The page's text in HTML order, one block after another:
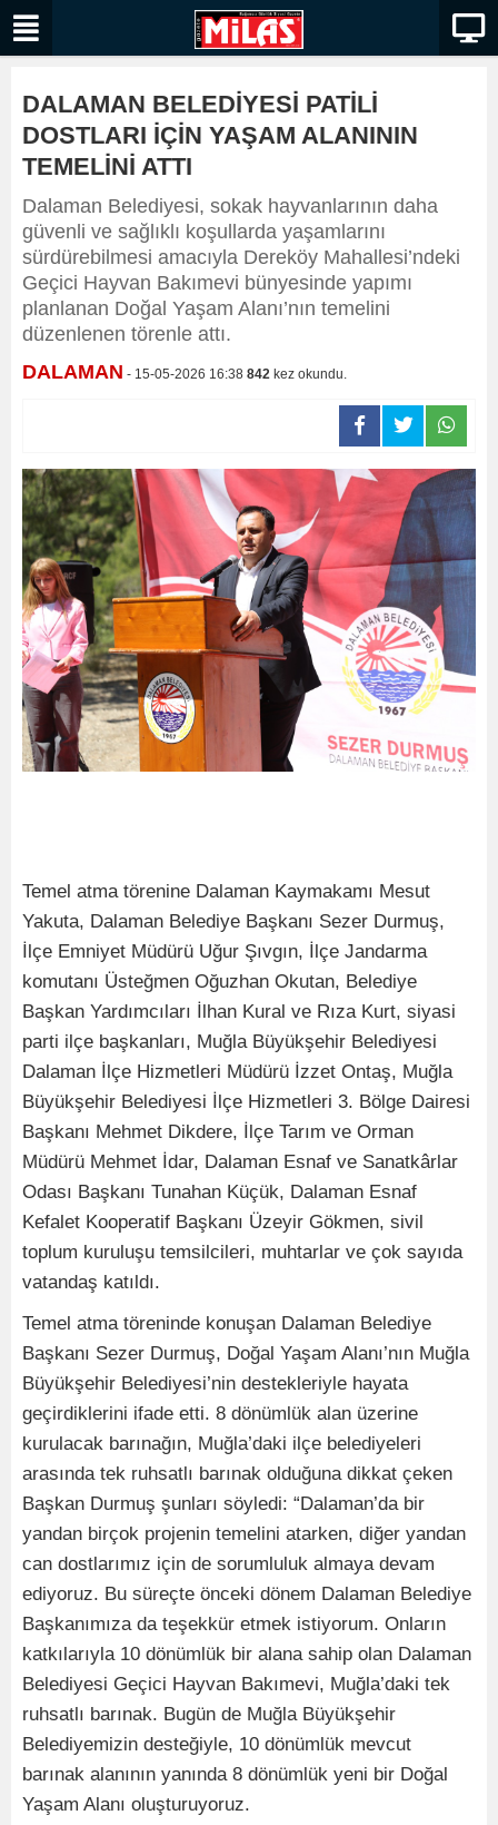
DALAMAN BELEDİYESİ PATİLİ
DOSTLARI İÇİN YAŞAM ALANININ
TEMELİNİ ATTI
Dalaman Belediyesi, sokak hayvanlarının daha
güvenli ve sağlıklı koşullarda yaşamlarını
sürdürebilmesi amacıyla Dereköy Mahallesi’ndeki
Geçici Hayvan Bakımevi bünyesinde yapımı
planlanan Doğal Yaşam Alanı’nın temelini
düzenlenen törenle attı.
DALAMAN - 15-05-2026 16:38 842 kez okundu.
Temel atma törenine Dalaman Kaymakamı Mesut
Yakuta, Dalaman Belediye Başkanı Sezer Durmuş,
İlçe Emniyet Müdürü Uğur Şıvgın, İlçe Jandarma
komutanı Üsteğmen Oğuzhan Okutan, Belediye
Başkan Yardımcıları İlhan Kural ve Rıza Kurt, siyasi
parti ilçe başkanları, Muğla Büyükşehir Belediyesi
Dalaman İlçe Hizmetleri Müdürü İzzet Ontaş, Muğla
Büyükşehir Belediyesi İlçe Hizmetleri 3. Bölge Dairesi
Başkanı Mehmet Dikdere, İlçe Tarım ve Orman
Müdürü Mehmet İdar, Dalaman Esnaf ve Sanatkârlar
Odası Başkanı Tunahan Küçük, Dalaman Esnaf
Kefalet Kooperatif Başkanı Üzeyir Gökmen, sivil
toplum kuruluşu temsilcileri, muhtarlar ve çok sayıda
vatandaş katıldı.
Temel atma töreninde konuşan Dalaman Belediye
Başkanı Sezer Durmuş, Doğal Yaşam Alanı’nın Muğla
Büyükşehir Belediyesi’nin destekleriyle hayata
geçirdiklerini ifade etti. 8 dönümlük alan üzerine
kurulacak barınağın, Muğla’daki ilçe belediyeleri
arasında tek ruhsatlı barınak olduğuna dikkat çeken
Başkan Durmuş şunları söyledi: “Dalaman’da bir
yandan birçok projenin temelini atarken, diğer yandan
can dostlarımız için de sorumluluk almaya devam
ediyoruz. Bu süreçte önceki dönem Dalaman Belediye
Başkanımıza da teşekkür etmek istiyorum. Onların
katkılarıyla 10 dönümlük bir alana sahip olan Dalaman
Belediyesi Geçici Hayvan Bakımevi, Muğla’daki tek
ruhsatlı barınak. Bugün de Muğla Büyükşehir
Belediyemizin desteğiyle, 10 dönümlük mevcut
barınak alanının yanında 8 dönümlük yeni bir Doğal
Yaşam Alanı oluşturuyoruz.